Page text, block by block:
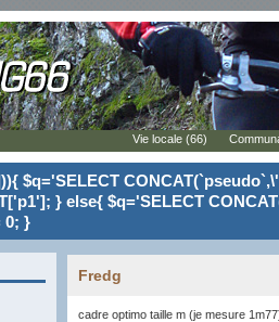
$q='SELECT
} else{ $q='SELECT
0; }
Fredg
cadre optimo taille m (je mesure
Vie locale (66)